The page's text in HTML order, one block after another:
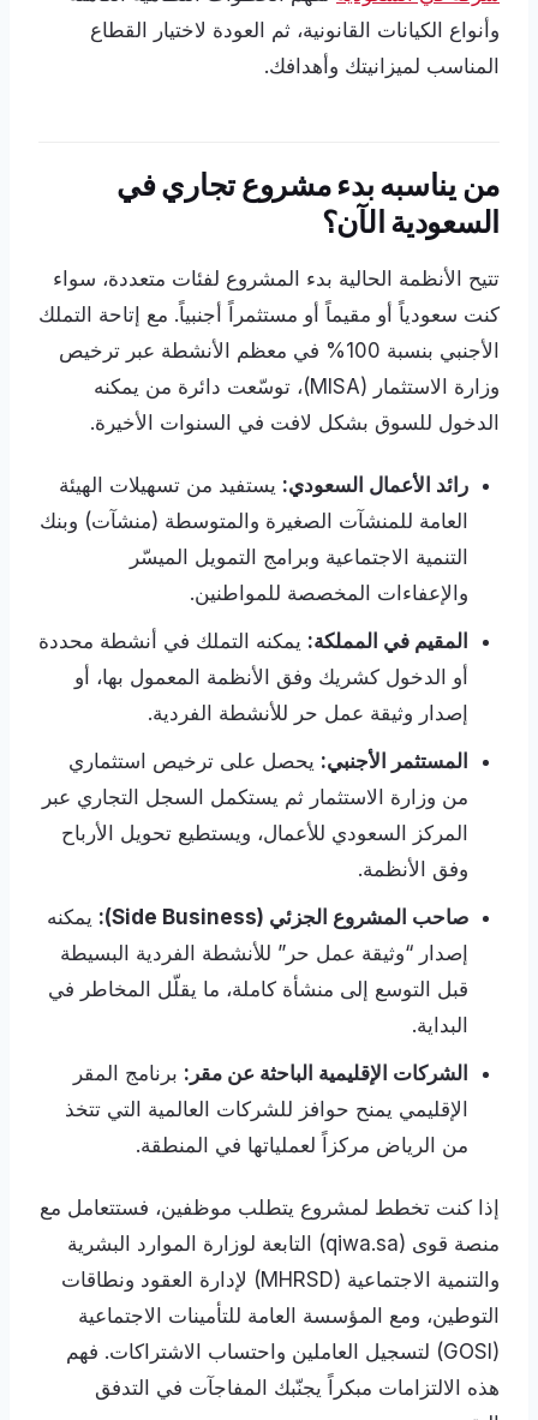
وأنواع الكيانات القانونية، ثم العودة لاختيار القطاع
المناسب لميزانيتك وأهدافك.
من يناسبه بدء مشروع تجاري في
السعودية الآن؟
تتيح الأنظمة الحالية بدء المشروع لفئات متعددة، سواء
كنت سعودياً أو مقيماً أو مستثمراً أجنبياً. مع إتاحة التملك
الأجنبي بنسبة 100% في معظم الأنشطة عبر ترخيص
وزارة الاستثمار (MISA)، توسّعت دائرة من يمكنه
الدخول للسوق بشكل لافت في السنوات الأخيرة.
رائد الأعمال السعودي: يستفيد من تسهيلات الهيئة
العامة للمنشآت الصغيرة والمتوسطة (منشآت) وبنك
التنمية الاجتماعية وبرامج التمويل الميسّر
والإعفاءات المخصصة للمواطنين.
المقيم في المملكة: يمكنه التملك في أنشطة محددة
أو الدخول كشريك وفق الأنظمة المعمول بها، أو
إصدار وثيقة عمل حر للأنشطة الفردية.
المستثمر الأجنبي: يحصل على ترخيص استثماري
من وزارة الاستثمار ثم يستكمل السجل التجاري عبر
المركز السعودي للأعمال، ويستطيع تحويل الأرباح
وفق الأنظمة.
صاحب المشروع الجزئي (Side Business):
يمكنه
إصدار “وثيقة عمل حر” للأنشطة الفردية البسيطة
قبل التوسع إلى منشأة كاملة، ما يقلّل المخاطر في
البداية.
الشركات الإقليمية الباحثة عن مقر: برنامج المقر
الإقليمي يمنح حوافز للشركات العالمية التي تتخذ
من الرياض مركزاً لعملياتها في المنطقة.
إذا كنت تخطط لمشروع يتطلب موظفين، فستتعامل مع
منصة قوى (qiwa.sa) التابعة لوزارة الموارد البشرية
والتنمية الاجتماعية (MHRSD) لإدارة العقود ونطاقات
التوطين، ومع المؤسسة العامة للتأمينات الاجتماعية
(GOSI) لتسجيل العاملين واحتساب الاشتراكات. فهم
هذه الالتزامات مبكراً يجنّبك المفاجآت في التدفق